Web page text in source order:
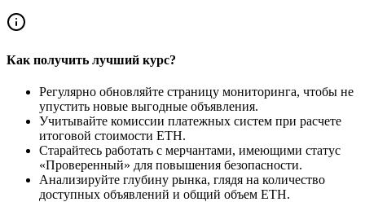
Как получить лучший курс?
Регулярно обновляйте страницу мониторинга, чтобы не
упустить новые выгодные объявления.
Учитывайте комиссии платежных систем при расчете
итоговой стоимости ETH.
Старайтесь работать с мерчантами, имеющими статус
«Проверенный» для повышения безопасности.
Анализируйте глубину рынка, глядя на количество
доступных объявлений и общий объем ETH.